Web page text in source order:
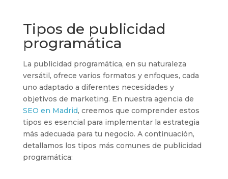
Tipos de publicidad
programática
La publicidad programática, en su naturaleza
versátil, ofrece varios formatos y enfoques, cada
uno adaptado a diferentes necesidades y
objetivos de marketing. En nuestra agencia de
SEO en Madrid, creemos que comprender estos
tipos es esencial para implementar la estrategia
más adecuada para tu negocio. A continuación,
detallamos los tipos más comunes de publicidad
programática: